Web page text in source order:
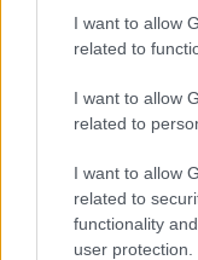
I want to allow
related to
I want to allow
related to
I want to allow
related to
functionality
user protection.
A Górnik edzője
majd merészet ígért